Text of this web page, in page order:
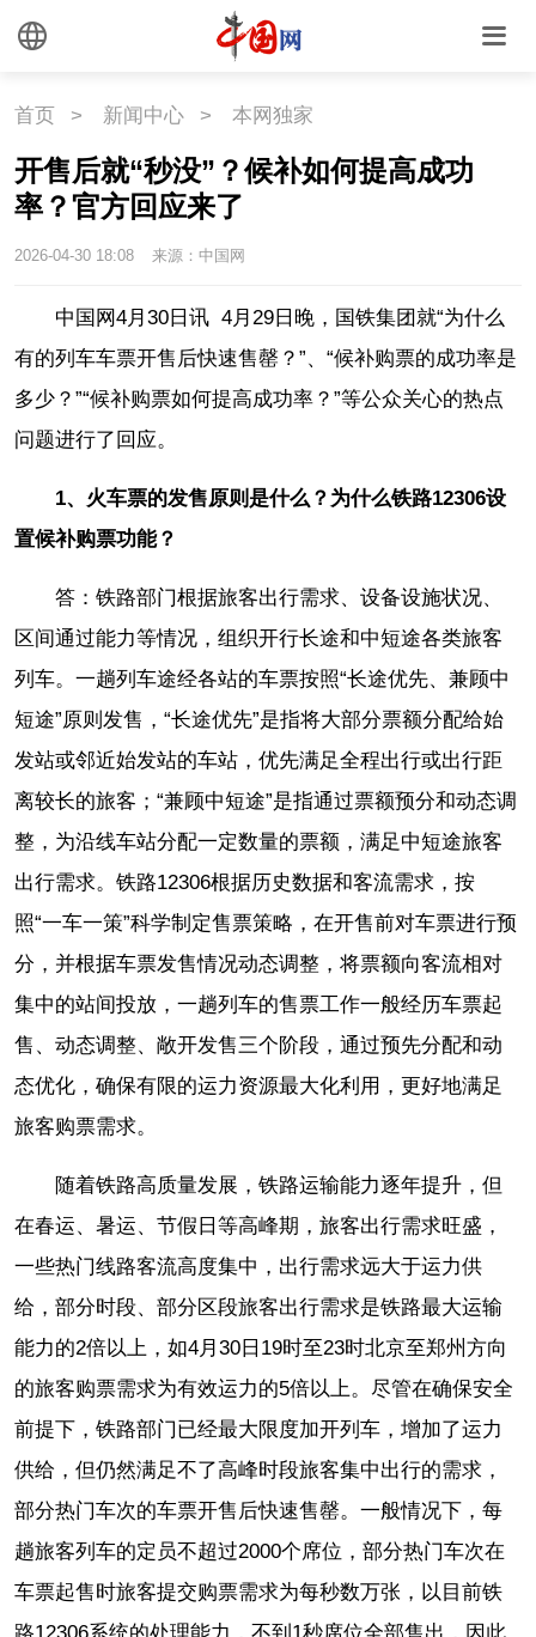
首页 > 新闻中心 > 本网独家
开售后就“秒没”？候补如何提高成功
率？官方回应来了
2026-04-30 18:08 来源：中国网
中国网4月30日讯 4月29日晚，国铁集团就“为什么
有的列车车票开售后快速售罄？”、“候补购票的成功率是
多少？”“候补购票如何提高成功率？”等公众关心的热点
问题进行了回应。
1、火车票的发售原则是什么？为什么铁路12306设
置候补购票功能？
答：铁路部门根据旅客出行需求、设备设施状况、
区间通过能力等情况，组织开行长途和中短途各类旅客
列车。一趟列车途经各站的车票按照“长途优先、兼顾中
短途”原则发售，“长途优先”是指将大部分票额分配给始
发站或邻近始发站的车站，优先满足全程出行或出行距
离较长的旅客；“兼顾中短途”是指通过票额预分和动态调
整，为沿线车站分配一定数量的票额，满足中短途旅客
出行需求。铁路12306根据历史数据和客流需求，按
照“一车一策”科学制定售票策略，在开售前对车票进行预
分，并根据车票发售情况动态调整，将票额向客流相对
集中的站间投放，一趟列车的售票工作一般经历车票起
售、动态调整、敞开发售三个阶段，通过预先分配和动
态优化，确保有限的运力资源最大化利用，更好地满足
旅客购票需求。
随着铁路高质量发展，铁路运输能力逐年提升，但
在春运、暑运、节假日等高峰期，旅客出行需求旺盛，
一些热门线路客流高度集中，出行需求远大于运力供
给，部分时段、部分区段旅客出行需求是铁路最大运输
能力的2倍以上，如4月30日19时至23时北京至郑州方向
的旅客购票需求为有效运力的5倍以上。尽管在确保安全
前提下，铁路部门已经最大限度加开列车，增加了运力
供给，但仍然满足不了高峰时段旅客集中出行的需求，
部分热门车次的车票开售后快速售罄。一般情况下，每
趟旅客列车的定员不超过2000个席位，部分热门车次在
车票起售时旅客提交购票需求为每秒数万张，以目前铁
路12306系统的处理能力，不到1秒席位全部售出，因此